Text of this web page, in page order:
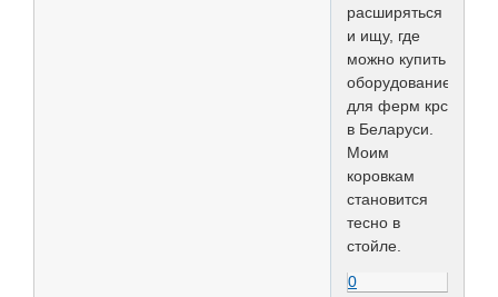
расширяться
и ищу, где
можно купить
оборудование
для ферм крс
в Беларуси.
Моим
коровкам
становится
тесно в
стойле.
0